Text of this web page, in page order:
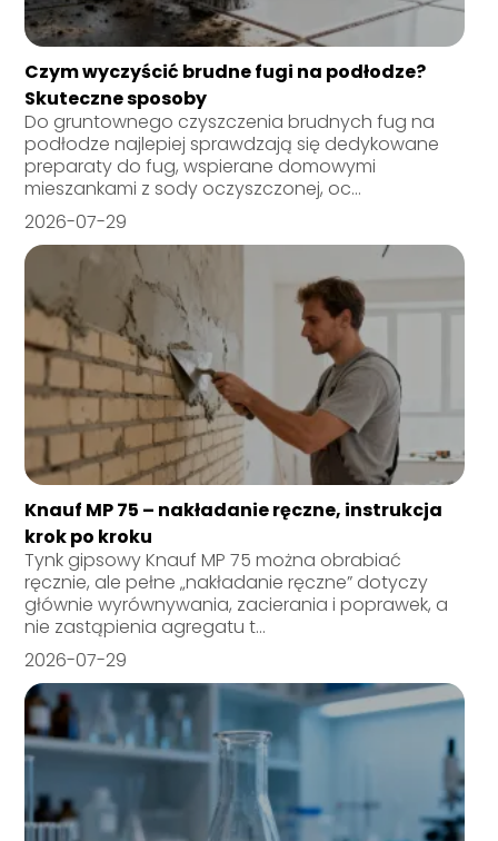
Czym wyczyścić brudne fugi na podłodze?
Skuteczne sposoby
Do gruntownego czyszczenia brudnych fug na
podłodze najlepiej sprawdzają się dedykowane
preparaty do fug, wspierane domowymi
mieszankami z sody oczyszczonej, oc...
2026-07-29
Knauf MP 75 – nakładanie ręczne, instrukcja
krok po kroku
Tynk gipsowy Knauf MP 75 można obrabiać
ręcznie, ale pełne „nakładanie ręczne” dotyczy
głównie wyrównywania, zacierania i poprawek, a
nie zastąpienia agregatu t...
2026-07-29